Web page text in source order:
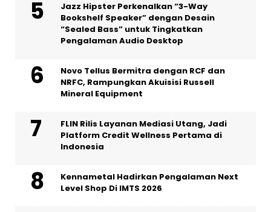
Jazz Hipster Perkenalkan “3-Way
Bookshelf Speaker” dengan Desain
“Sealed Bass” untuk Tingkatkan
Pengalaman Audio Desktop
Novo Tellus Bermitra dengan RCF dan
NRFC, Rampungkan Akuisisi Russell
Mineral Equipment
FLIN Rilis Layanan Mediasi Utang, Jadi
Platform Credit Wellness Pertama di
Indonesia
Kennametal Hadirkan Pengalaman Next
Level Shop Di IMTS 2026